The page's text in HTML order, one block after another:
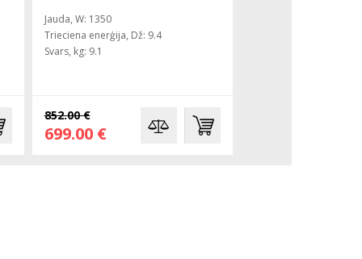
Jauda, ​​W: 1350
Trieciena enerģija, Dž: 9.4
Svars, kg: 9.1
852.00 €
699.00 €